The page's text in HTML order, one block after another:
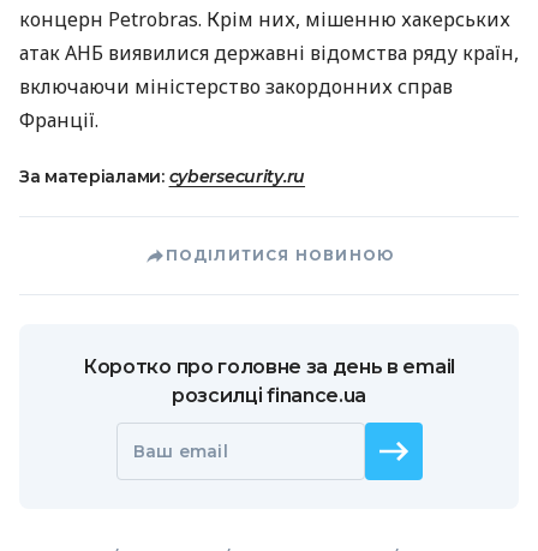
концерн Petrobras. Крім них, мішенню хакерських
атакАНБ виявилися державні відомства ряду країн,
включаючи міністерство закордонних справ
Франції.
За матеріалами: cybersecurity.ru
ПОДІЛИТИСЯ НОВИНОЮ
Коротко про головне за день в email
розсилці finance.ua
Ваш email